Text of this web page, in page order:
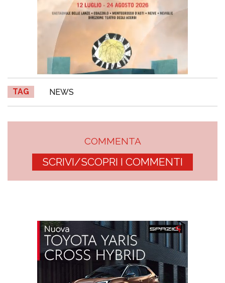
TAG NEWS
COMMENTA
SCRIVI/SCOPRI I COMMENTI